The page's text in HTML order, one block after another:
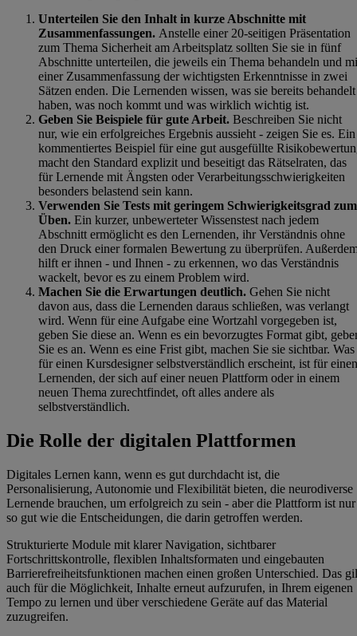
Unterteilen Sie den Inhalt in kurze Abschnitte mit
Zusammenfassungen. Anstelle einer 20-seitigen Präsentation
zum Thema Sicherheit am Arbeitsplatz sollten Sie sie in fünf
Abschnitte unterteilen, die jeweils ein Thema behandeln und
einer Zusammenfassung der wichtigsten Erkenntnisse in zwei
Sätzen enden. Die Lernenden wissen, was sie bereits behandelt
haben, was noch kommt und was wirklich wichtig ist.
Geben Sie Beispiele für gute Arbeit. Beschreiben Sie nicht
nur, wie ein erfolgreiches Ergebnis aussieht - zeigen Sie es. Ein
kommentiertes Beispiel für eine gut ausgefüllte
macht den Standard explizit und beseitigt das Rätselraten, das
für Lernende mit Ängsten oder Verarbeitungsschwierigkeiten
besonders belastend sein kann.
Verwenden Sie Tests mit geringem Schwierigkeitsgrad zum
Üben. Ein kurzer, unbewerteter Wissenstest nach jedem
Abschnitt ermöglicht es den Lernenden, ihr Verständnis ohne
den Druck einer formalen Bewertung zu überprüfen.
hilft er ihnen - und Ihnen - zu erkennen, wo das Verständnis
wackelt, bevor es zu einem Problem wird.
Machen Sie die Erwartungen deutlich. Gehen Sie nicht
davon aus, dass die Lernenden daraus schließen, was verlangt
wird. Wenn für eine Aufgabe eine Wortzahl vorgegeben ist,
geben Sie diese an. Wenn es ein bevorzugtes Format gibt,
Sie es an. Wenn es eine Frist gibt, machen Sie sie sichtbar. Was
für einen Kursdesigner selbstverständlich erscheint, ist für einen
Lernenden, der sich auf einer neuen Plattform oder in einem
neuen Thema zurechtfindet, oft alles andere als
selbstverständlich.
Die Rolle der digitalen Plattformen
Digitales Lernen kann, wenn es gut durchdacht ist, die
Personalisierung, Autonomie und Flexibilität bieten, die neurodiverse
Lernende brauchen, um erfolgreich zu sein - aber die Plattform ist nur
so gut wie die Entscheidungen, die darin getroffen werden.
Strukturierte Module mit klarer Navigation, sichtbarer
Fortschrittskontrolle, flexiblen Inhaltsformaten und eingebauten
Barrierefreiheitsfunktionen machen einen großen Unterschied. Das
auch für die Möglichkeit, Inhalte erneut aufzurufen, in Ihrem eigenen
Tempo zu lernen und über verschiedene Geräte auf das Material
zuzugreifen.